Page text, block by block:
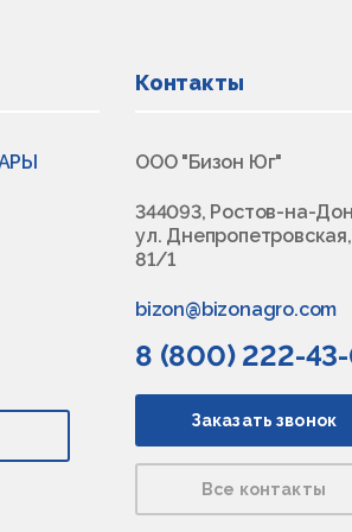
Контакты
ООО "Бизон Юг"
344093, Ростов-на-
ул. Днепропетровская,
81/1
bizon@bizonagro.com
8 (800) 222-
Заказать звонок
Все контакты